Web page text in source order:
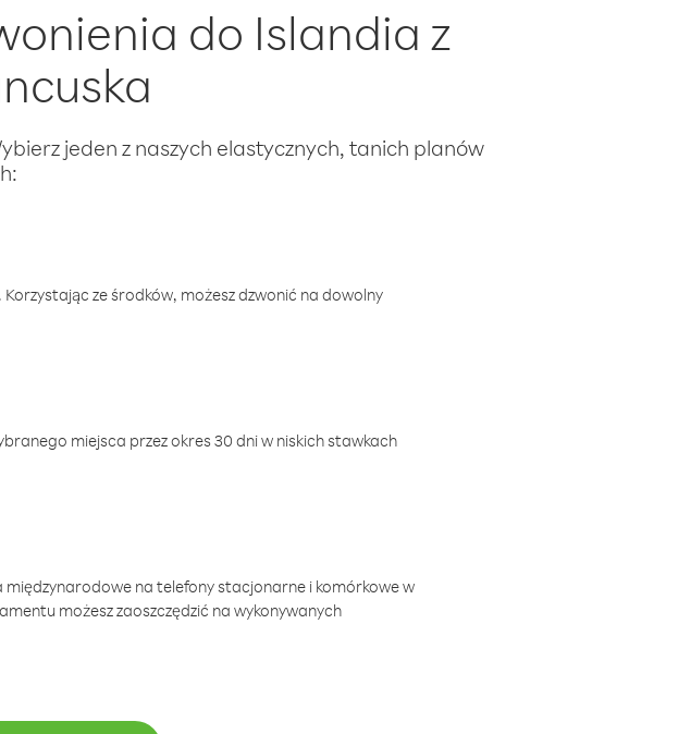
do Islandia z
jeden z naszych elastycznych, tanich planów
ze środków, możesz dzwonić na dowolny
miejsca przez okres 30 dni w niskich stawkach
międzynarodowe na telefony stacjonarne i komórkowe w
możesz zaoszczędzić na wykonywanych